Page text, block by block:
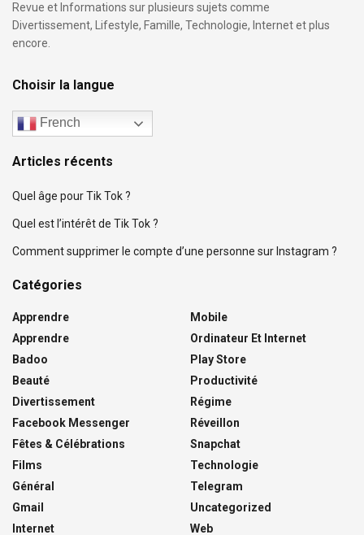
Revue et Informations sur plusieurs sujets comme
Divertissement, Lifestyle, Famille, Technologie, Internet et plus
encore.
Choisir la langue
French
Articles récents
Quel âge pour Tik Tok ?
Quel est l’intérêt de Tik Tok ?
Comment supprimer le compte d’une personne sur Instagram ?
Catégories
Apprendre
Apprendre
Badoo
Beauté
Divertissement
Facebook Messenger
Fêtes & Célébrations
Films
Général
Gmail
Internet
Mobile
Ordinateur Et Internet
Play Store
Productivité
Régime
Réveillon
Snapchat
Technologie
Telegram
Uncategorized
Web